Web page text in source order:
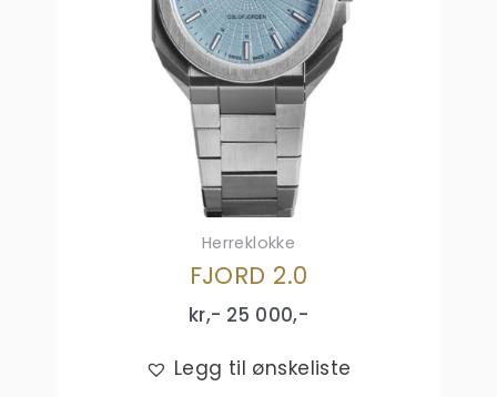
Herreklokke
FJORD 2.0
kr,- 25 000,-
Legg til ønskeliste